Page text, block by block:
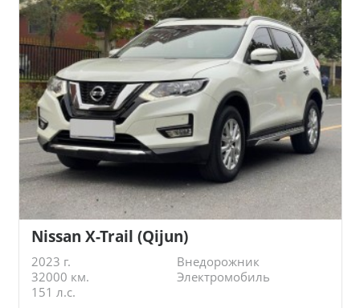
Nissan X-Trail (Qijun)
2023 г.
Внедорожник
32000 км.
Электромобиль
151 л.с.